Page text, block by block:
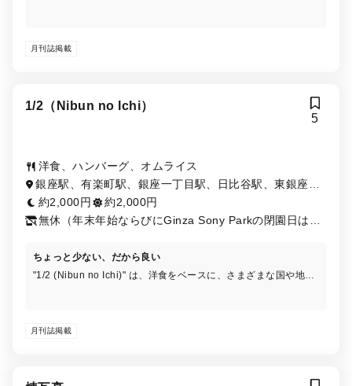
ティーをご堪能いただけます。
月刊誌掲載
1/2（Nibun no Ichi）
5
洋食、ハンバーグ、オムライス
銀座駅、有楽町駅、銀座一丁目駅、日比谷駅、東銀座
駅、京橋駅、内幸町駅
約2,000円
約2,000円
無休（年末年始ならびにGinza Sony Parkの閉園日は除
ちょっと少ない、だから良い
"1/2 (Nibun no Ichi)" は、洋食をベースに、さまざまな国や地域
月刊誌掲載